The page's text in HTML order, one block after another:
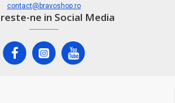
contact@bravoshop.ro
ne in Social Media